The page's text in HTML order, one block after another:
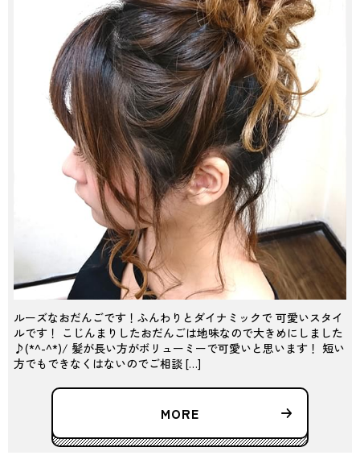
ルーズなおだんごです！ふんわりとダイナミックで 可愛いスタイ
ルです！ こじんまりしたおだんごは地味なので大きめにしました
♪(*^-^*)/ 髪が長い方がボリューミーで可愛いと思います！ 短い
方でもできなくはないのでご相談 […]
MORE